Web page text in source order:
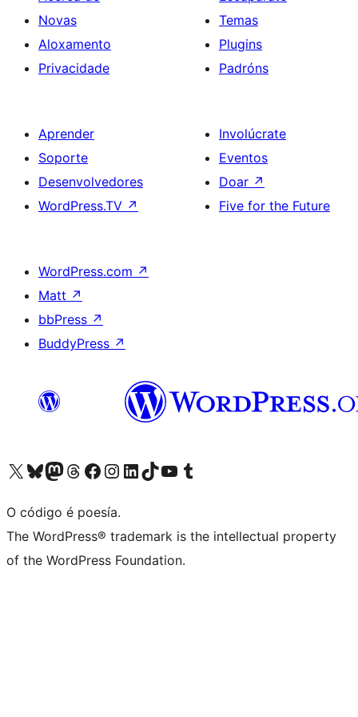
Novas
Aloxamento
Privacidade
Temas
Plugins
Padróns
Aprender
Soporte
Desenvolvedores
WordPress.TV ↗
Involúcrate
Eventos
Doar ↗
Five for the Future
WordPress.com ↗
Matt ↗
bbPress ↗
BuddyPress ↗
Visita la cuenta de X (anteriormente Twitter)
Visita a nosa conta de Bluesky
Visita a nosa conta de Mastodon
Visita a nosa conta de Threads
Visita a nosa páxina de Facebook
Visita a nosa conta de Instagram
Visita a nosa conta de LinkedIn
Visita a nosa conta de TikTok
Visita a nosa canle de YouTube
Visita a nosa conta de Tumblr
O código é poesía.
The WordPress® trademark is the intellectual property
of the WordPress Foundation.